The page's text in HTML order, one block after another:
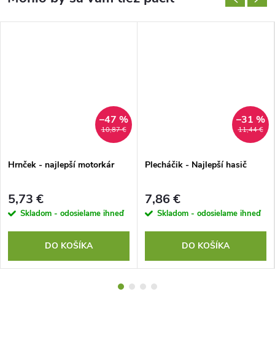
10,87 €
–47 %
Hrnček - najlepší motorkár
5,73 €
Skladom - odosielame ihneď
DO KOŠÍKA
11,44 €
–31 %
Plecháčik - Najlepší hasič
7,86 €
Skladom - odosielame ihneď
DO KOŠÍKA